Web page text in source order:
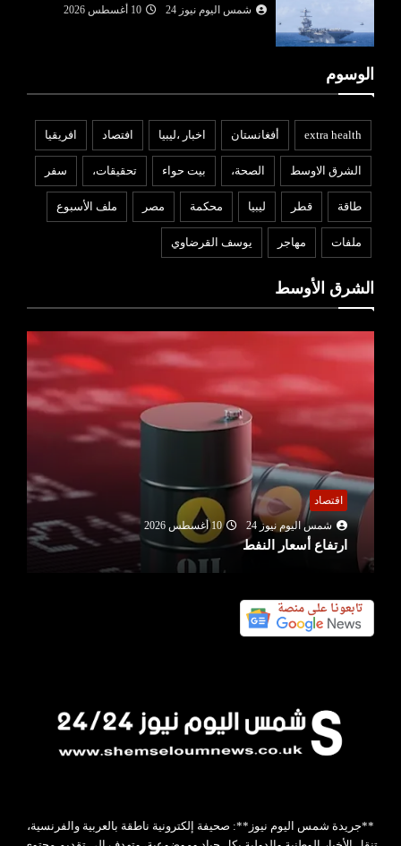
شمس اليوم نيوز 24 10 أغسطس 2026
الوسوم
extra health أفغانستان اخبار ،ليبيا افتصاد افريقيا
الشرق الاوسط الصحة، بيت حواء تحقيقات، سفر
طاقة قطر ليبيا محكمة مصر ملف الأسبوع
ملفات مهاجر يوسف القرضاوي
الشرق الأوسط
اقتصاد
شمس اليوم نيوز 24
10 أغسطس 2026
ارتفاع أسعار النفط
**جريدة شمس اليوم نيوز**: صحيفة إلكترونية ناطقة بالعربية والفرنسية،